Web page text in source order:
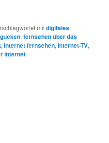
mitdigitales
,fernsehen über das
,internet fernsehen,Internet-TV,
internet